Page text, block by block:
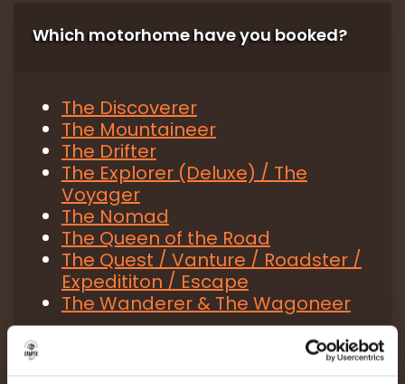
Which motorhome have you booked?
The Discoverer
The Mountaineer
The Drifter
The Explorer (Deluxe) / The
Voyager
The Nomad
The Queen of the Road
The Quest / Vanture / Roadster /
Expedititon / Escape
The Wanderer & The Wagoneer